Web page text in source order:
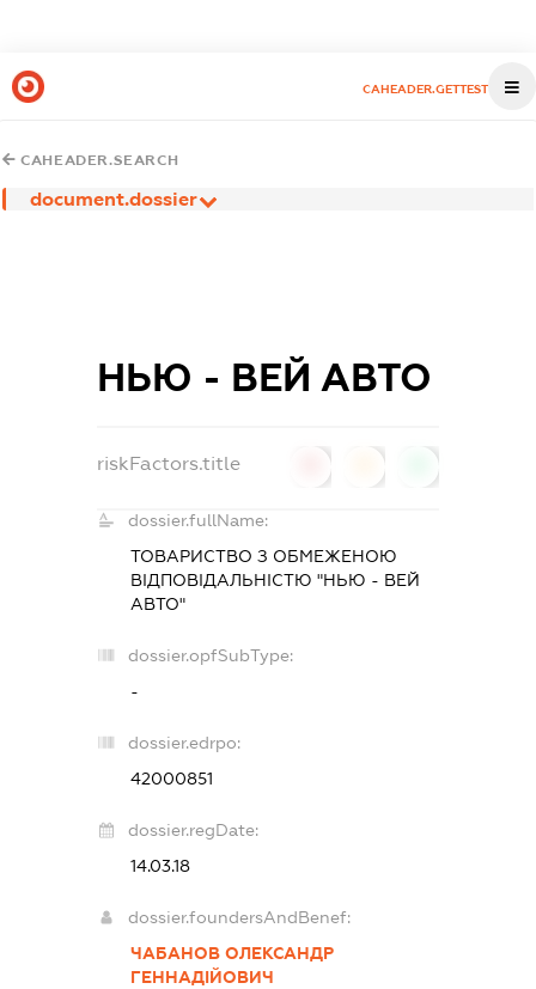
CAHEADER.GETTEST
CAHEADER.SEARCH
document.dossier
НЬЮ - ВЕЙ АВТО
riskFactors.title
dossier.fullName:
ТОВАРИСТВО З ОБМЕЖЕНОЮ
ВІДПОВІДАЛЬНІСТЮ "НЬЮ - ВЕЙ
АВТО"
dossier.opfSubType:
-
dossier.edrpo:
42000851
dossier.regDate:
14.03.18
dossier.foundersAndBenef:
ЧАБАНОВ ОЛЕКСАНДР
ГЕННАДІЙОВИЧ